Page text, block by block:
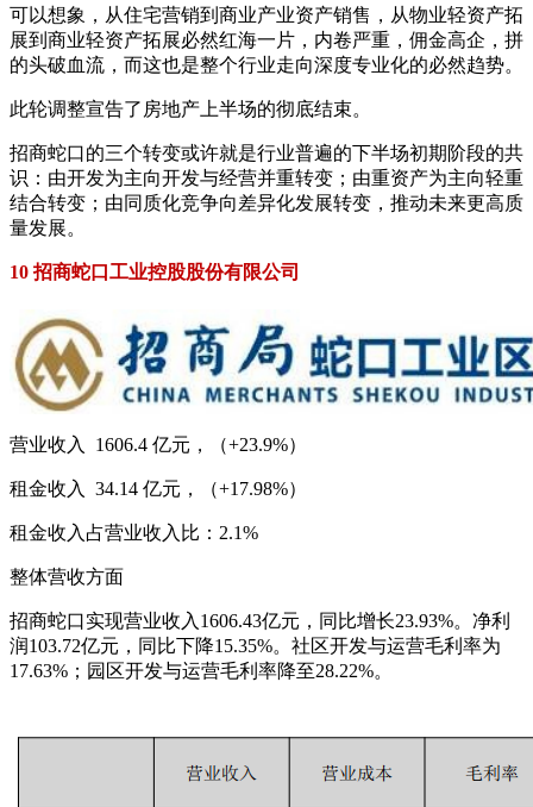
可以想象，从住宅营销到商业产业资产销售，从物业轻资产拓
展到商业轻资产拓展必然红海一片，内卷严重，佣金高企，拼
的头破血流，而这也是整个行业走向深度专业化的必然趋势。
此轮调整宣告了房地产上半场的彻底结束。
招商蛇口的三个转变或许就是行业普遍的下半场初期阶段的共
识：由开发为主向开发与经营并重转变；由重资产为主向轻重
结合转变；由同质化竞争向差异化发展转变，推动未来更高质
量发展。
10 招商蛇口工业控股股份有限公司
营业收入 1606.4 亿元，（+23.9%）
租金收入 34.14 亿元，（+17.98%）
租金收入占营业收入比：2.1%
整体营收方面
招商蛇口实现营业收入1606.43亿元，同比增长23.93%。净利
润103.72亿元，同比下降15.35%。社区开发与运营毛利率为
17.63%；园区开发与运营毛利率降至28.22%。